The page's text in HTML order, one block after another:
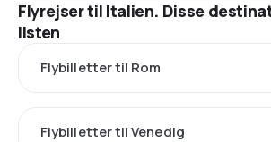
Flyrejser til Italien. Disse
listen
Flybilletter til Rom
Flybilletter til Venedig